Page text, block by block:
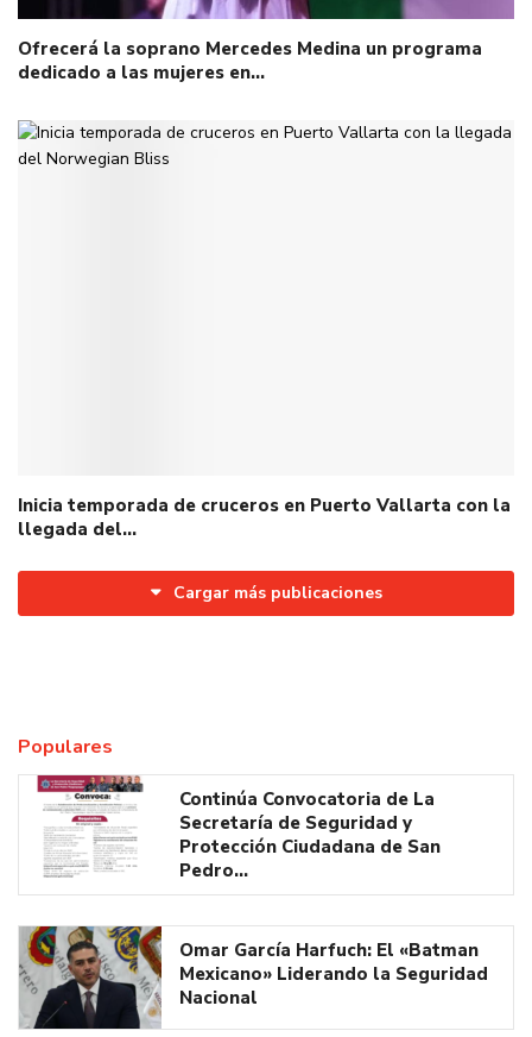
Ofrecerá la soprano Mercedes Medina un programa
dedicado a las mujeres en…
Inicia temporada de cruceros en Puerto Vallarta con la
llegada del…
Cargar más publicaciones
Populares
Continúa Convocatoria de La
Secretaría de Seguridad y
Protección Ciudadana de San
Pedro…
Omar García Harfuch: El «Batman
Mexicano» Liderando la Seguridad
Nacional